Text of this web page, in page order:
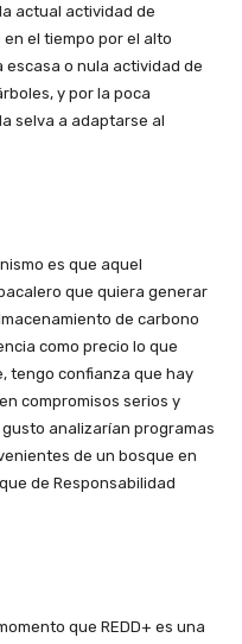
actual actividad de
el tiempo por el alto
o nula actividad de
y por la poca
selva a adaptarse al
es que aquel
que quiera generar
de carbono
como precio lo que
tengo confianza que hay
compromisos serios y
analizarían programas
de un bosque en
de Responsabilidad
que REDD+ es una